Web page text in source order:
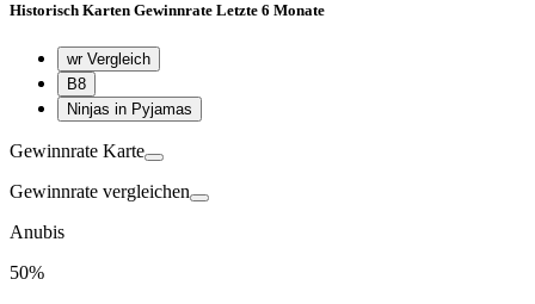
Historisch Karten Gewinnrate Letzte 6 Monate
wr Vergleich
B8
Ninjas in Pyjamas
Gewinnrate Karte
Gewinnrate vergleichen
Anubis
50%